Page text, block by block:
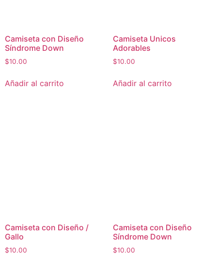
Camiseta con Diseño
Síndrome Down
$10.00
Añadir al carrito
Camiseta Unicos
Adorables
$10.00
Añadir al carrito
Camiseta con Diseño /
Gallo
$10.00
Camiseta con Diseño
Síndrome Down
$10.00